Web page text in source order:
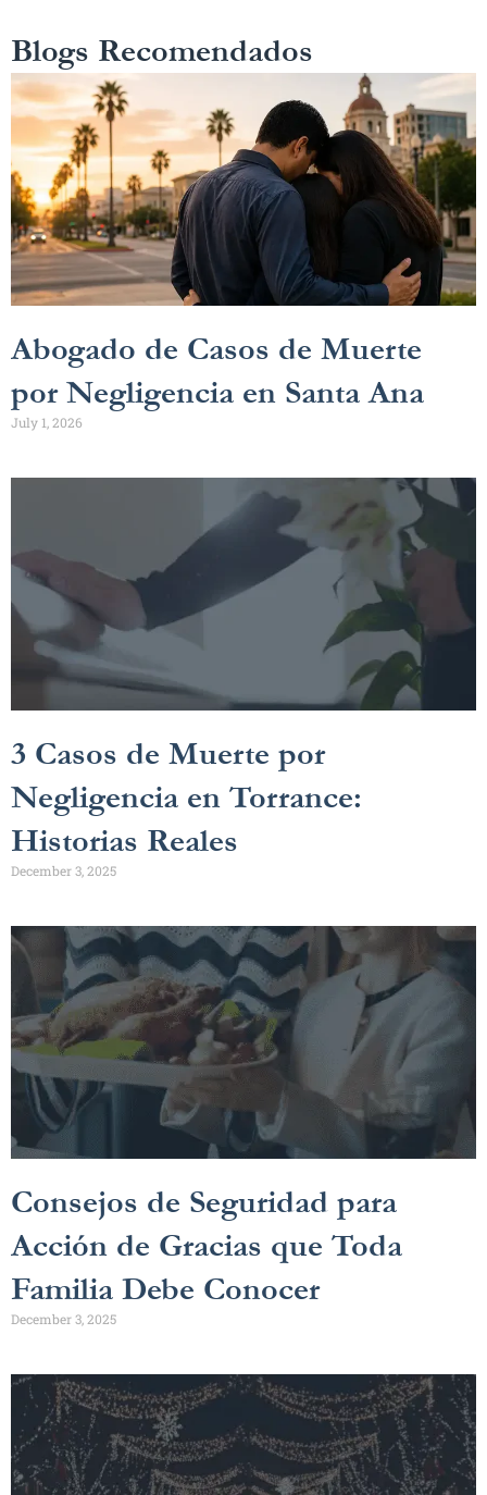
Blogs Recomendados
Abogado de Casos de Muerte
por Negligencia en Santa Ana
July 1, 2026
3 Casos de Muerte por
Negligencia en Torrance:
Historias Reales
December 3, 2025
Consejos de Seguridad para
Acción de Gracias que Toda
Familia Debe Conocer
December 3, 2025